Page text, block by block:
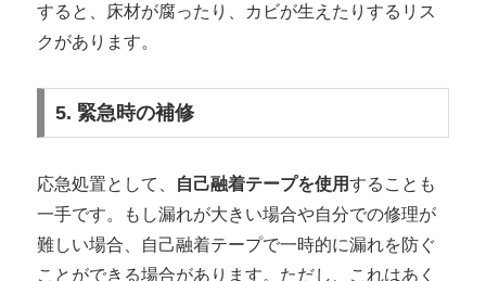
すると、床材が腐ったり、カビが生えたりするリス
クがあります。
5. 緊急時の補修
応急処置として、 自己融着テープを使用することも
一手です。もし漏れが大きい場合や自分での修理が
難しい場合、自己融着テープで一時的に漏れを防ぐ
ことができる場合があります。ただし、これはあく